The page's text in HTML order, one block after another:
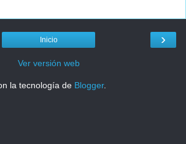
›
Inicio
Ver versión web
la tecnología de Blogger.